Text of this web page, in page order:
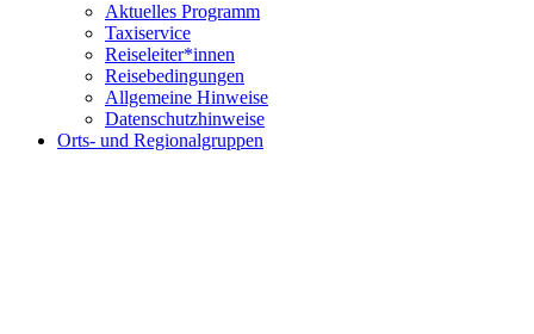
Aktuelles Programm
Taxiservice
Reiseleiter*innen
Reisebedingungen
Allgemeine Hinweise
Datenschutzhinweise
Orts- und Regionalgruppen